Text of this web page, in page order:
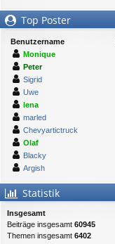
Top Poster
Benutzername
Monique
Peter
Sigrid
Uwe
lena
marled
Chevyartictruck
Olaf
Blacky
Argish
Statistik
Insgesamt
Beiträge insgesamt 60945
Themen insgesamt 6402